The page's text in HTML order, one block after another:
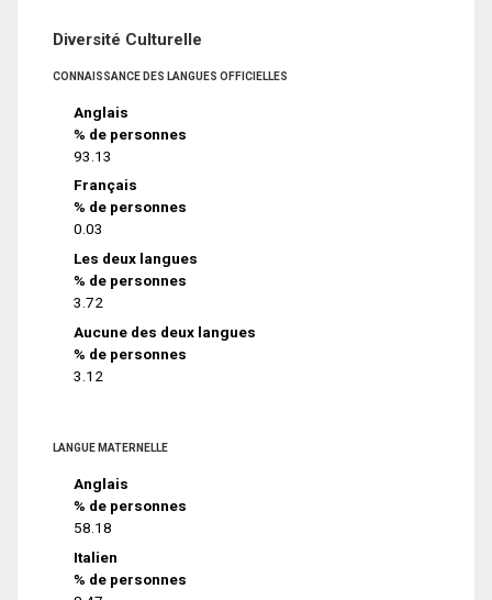
Diversité Culturelle
CONNAISSANCE DES LANGUES OFFICIELLES
Anglais
% de personnes
93.13
Français
% de personnes
0.03
Les deux langues
% de personnes
3.72
Aucune des deux langues
% de personnes
3.12
LANGUE MATERNELLE
Anglais
% de personnes
58.18
Italien
% de personnes